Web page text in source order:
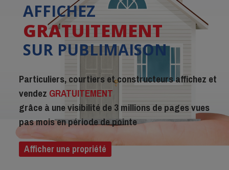
AFFICHEZ
GRATUITEMENT
SUR PUBLIMAISON
Particuliers, courtiers et constructeurs affichez et
vendez GRATUITEMENT
grâce à une visibilité de 3 millions de pages vues
pas mois en période de pointe
Afficher une propriété